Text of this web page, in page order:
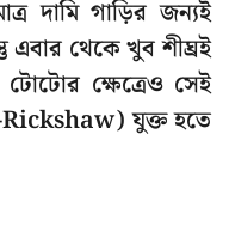
দামি গাড়ির জন্যই
এবার থেকে খুব শীঘ্রই
টোটোর ক্ষেত্রেও সেই
যুক্ত হতে